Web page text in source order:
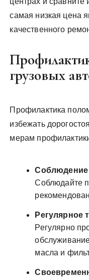
самая низкая цена
качественного
грузовых
Профилактика
избежать
мерам
Соблюдение
Соблюдайте
Регулярное
Регулярно
масла и